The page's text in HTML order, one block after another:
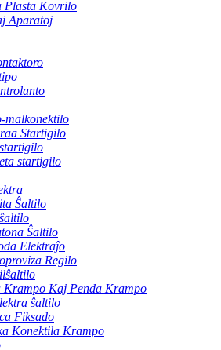
Plasta Kovrilo
Aparatoj
malkonektilo
Startigilo
startigilo
Ŝaltilo
Ŝaltilo
Elektraĵo
Regilo
Krampo Kaj Penda Krampo
ŝaltilo
Fiksado
Konektila Krampo